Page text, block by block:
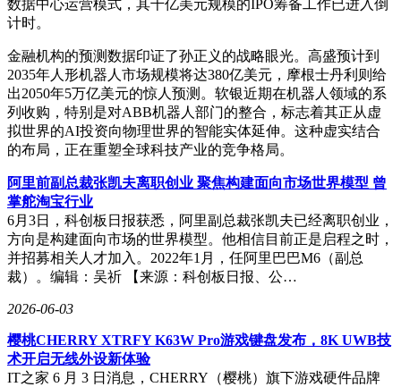
数据中心运营模式，其千亿美元规模的IPO筹备工作已进入倒
计时。
金融机构的预测数据印证了孙正义的战略眼光。高盛预计到
2035年人形机器人市场规模将达380亿美元，摩根士丹利则给
出2050年5万亿美元的惊人预测。软银近期在机器人领域的系
列收购，特别是对ABB机器人部门的整合，标志着其正从虚
拟世界的AI投资向物理世界的智能实体延伸。这种虚实结合
的布局，正在重塑全球科技产业的竞争格局。
阿里前副总裁张凯夫离职创业 聚焦构建面向市场世界模型 曾
掌舵淘宝行业
6月3日，科创板日报获悉，阿里副总裁张凯夫已经离职创业，
方向是构建面向市场的世界模型。他相信目前正是启程之时，
并招募相关人才加入。2022年1月，任阿里巴巴M6（副总
裁）。编辑：吴祈 【来源：科创板日报、公…
2026-06-03
樱桃CHERRY XTRFY K63W Pro游戏键盘发布，8K UWB技
术开启无线外设新体验
IT之家 6 月 3 日消息，CHERRY（樱桃）旗下游戏硬件品牌